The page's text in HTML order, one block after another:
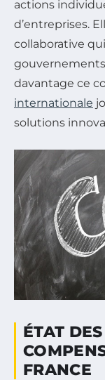
actions
d’entreprises.
collaborative
davantage ce
internationale
solutions
ÉTAT
FRANCE